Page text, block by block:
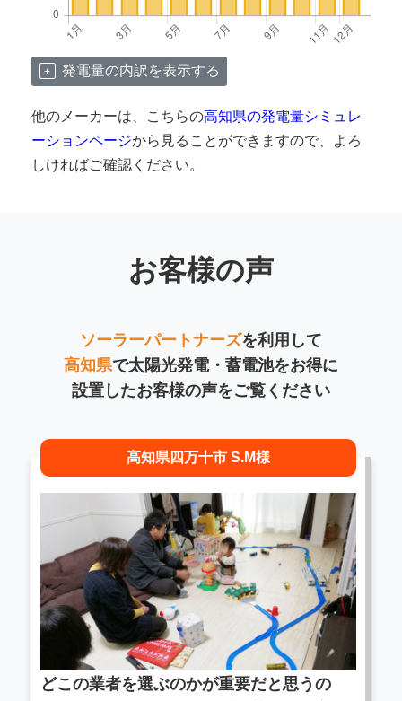
発電量の内訳を表示する
他のメーカーは、こちらの高知県の発電量シミュレ
ーションページから見ることができますので、よろ
しければご確認ください。
お客様の声
ソーラーパートナーズを利用して
高知県で太陽光発電・蓄電池をお得に
設置したお客様の声をご覧ください
高知県四万十市 S.M様
どこの業者を選ぶのかが重要だと思うの